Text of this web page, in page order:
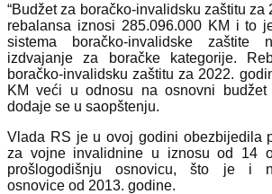
“Budžet za boračko-invalidsku zaštitu za
rebalansa iznosi 285.096.000 KM i to
sistema boračko-invalidske zaštite
izdvajanje za boračke kategorije.
boračko-invalidsku zaštitu za 2022.
KM veći u odnosu na osnovni budžet
dodaje se u saopštenju.
Vlada RS je u ovoj godini obezbijedila
za vojne invalidnine u iznosu od 14
prošlogodišnju osnovicu, što je i
osnovice od 2013. godine.